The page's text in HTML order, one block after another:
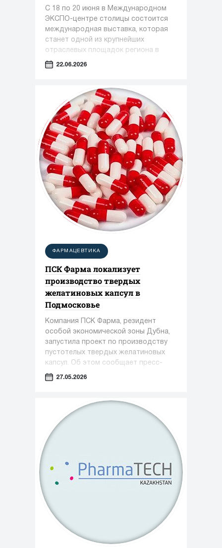
С 18 по 20 июня в Международном
ЭКСПО-центре столицы состоится
международная выставка, которая
станет одной из крупнейших
отраслевых площадок региона в
сфере медицины, фармацевтики и
22.06.2026
ФАРМАЦЕВТИКА
ПСК Фарма локализует
производство твердых
желатиновых капсул в
Подмосковье
Компания ПСК Фарма, резидент
особой экономической зоны Дубна,
запустила проект по производству
пустотелых твердых желатиновых
капсул. Об этом сообщает пресс-
служба Министерства инвестиций,
27.05.2026